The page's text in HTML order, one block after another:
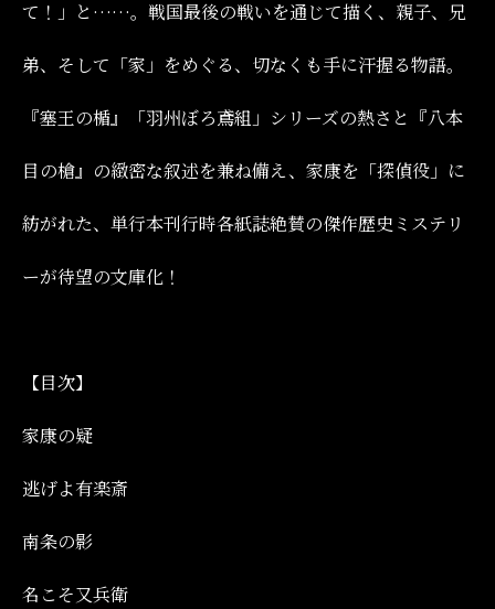
て！」と……。戦国最後の戦いを通じて描く、親子、兄
弟、そして「家」をめぐる、切なくも手に汗握る物語。
『塞王の楯』「羽州ぼろ鳶組」シリーズの熱さと『八本
目の槍』の緻密な叙述を兼ね備え、家康を「探偵役」に
紡がれた、単行本刊行時各紙誌絶賛の傑作歴史ミステリ
ーが待望の文庫化！
【目次】
家康の疑
逃げよ有楽斎
南条の影
名こそ又兵衛